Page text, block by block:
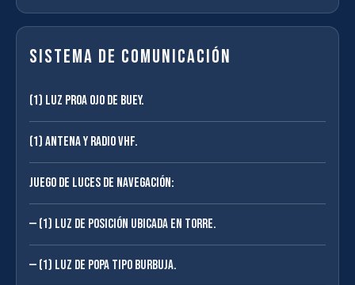
Sistema de comunicación
(1) Luz proa ojo de buey.
(1) Antena y radio VHF.
Juego de luces de navegación:
(1) Luz de posición ubicada en torre.
(1) Luz de popa tipo burbuja.